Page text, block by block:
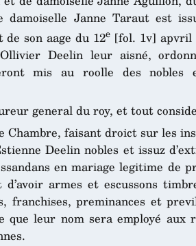
Janne Taraut est
son aage du 12e[fol. 1v] apvril
Ollivier Deelin leur aisné,
mis au roolle des nobles
general du roy, et tout
Chambre, faisant droict sur les
Deelin nobles et issuz
en mariage legitime de
armes et escussons
franchises, preminances et
que leur nom sera employé aux